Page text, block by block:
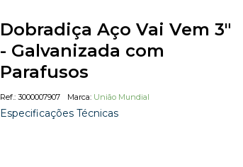
Dobradiça Aço Vai Vem 3"
- Galvanizada com
Parafusos
3000007907 União Mundial
Especificações Técnicas